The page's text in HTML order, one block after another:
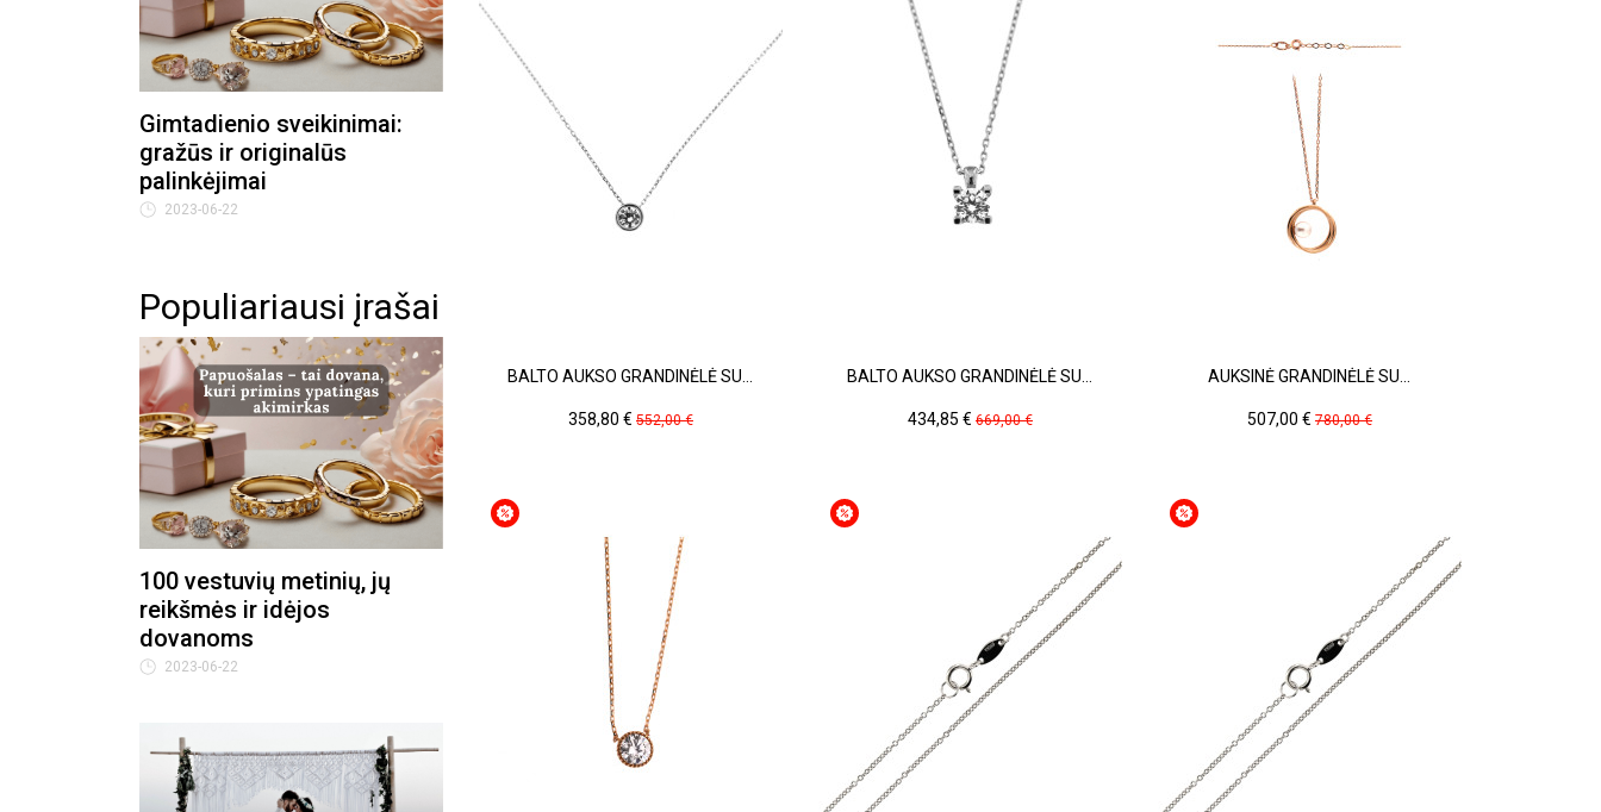
Gimtadienio sveikinimai:
gražūs ir originalūs
palinkėjimai
2023-06-22
Populiariausi įrašai
100 vestuvių metinių, jų
reikšmės ir idėjos
dovanoms
2023-06-22
BALTO AUKSO GRANDINĖLĖ SU...
Kaina
358,80 € Pradinė
552,00 €
BALTO AUKSO GRANDINĖLĖ SU...
Kaina
434,85 € Pradinė
669,00 €
AUKSINĖ GRANDINĖLĖ SU...
Kaina
507,00 € Pradinė
780,00 €